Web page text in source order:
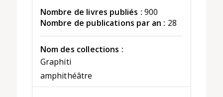
Nombre de livres publiés : 900
Nombre de publications par an : 28
Nom des collections :
Graphiti
amphithéâtre